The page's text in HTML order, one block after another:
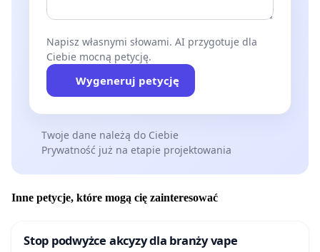
Napisz własnymi słowami. AI przygotuje dla
Ciebie mocną petycję.
Wygeneruj petycję
Twoje dane należą do Ciebie
Prywatność już na etapie projektowania
Inne petycje, które mogą cię zainteresować
Stop podwyżce akcyzy dla branży vape